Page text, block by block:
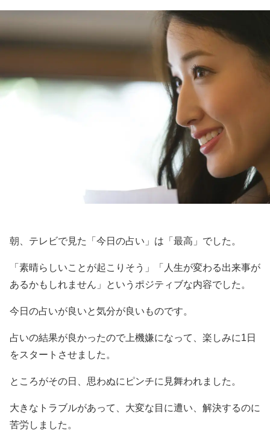
朝、テレビで見た「今日の占い」は「最高」でした。
「素晴らしいことが起こりそう」「人生が変わる出来事が
あるかもしれません」というポジティブな内容でした。
今日の占いが良いと気分が良いものです。
占いの結果が良かったので上機嫌になって、楽しみに1日
をスタートさせました。
ところがその日、思わぬにピンチに見舞われました。
大きなトラブルがあって、大変な目に遭い、解決するのに
苦労しました。